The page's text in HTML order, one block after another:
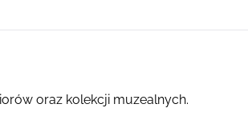
oraz kolekcji muzealnych.